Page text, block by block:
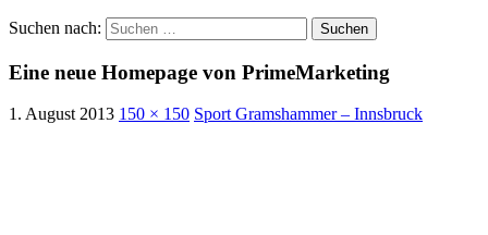
Suchen nach:
Eine neue Homepage von PrimeMarketing
1. August 2013 150 × 150 Sport Gramshammer – Innsbruck